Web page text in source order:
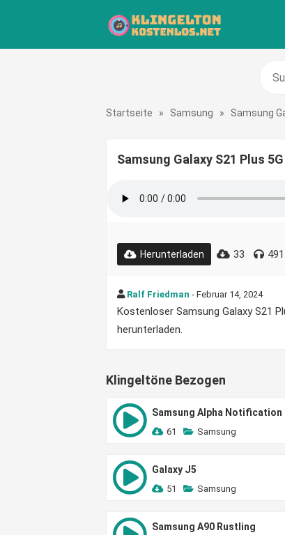
Startseite » Samsung » Samsung
Samsung Galaxy S21 Plus
Herunterladen 33 491
Ralf Friedman - Februar 14, 2024
Kostenloser Samsung Galaxy S21
herunterladen.
Klingeltöne Bezogen
Samsung Alpha Notification
61 Samsung
Galaxy J5
51 Samsung
Samsung A90 Rustling